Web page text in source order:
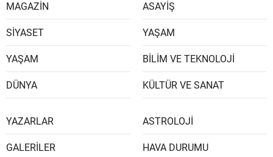
MAGAZİN
SİYASET
YAŞAM
DÜNYA
ASAYİŞ
YAŞAM
BİLİM VE TEKNOLOJİ
KÜLTÜR VE SANAT
YAZARLAR
GALERİLER
ASTROLOJİ
HAVA DURUMU